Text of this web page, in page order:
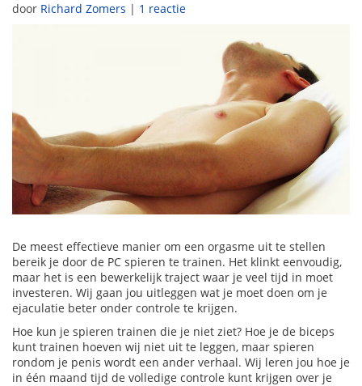
door Richard Zomers | 1 reactie
De meest effectieve manier om een orgasme uit te stellen
bereik je door de PC spieren te trainen. Het klinkt eenvoudig,
maar het is een bewerkelijk traject waar je veel tijd in moet
investeren. Wij gaan jou uitleggen wat je moet doen om je
ejaculatie beter onder controle te krijgen.
Hoe kun je spieren trainen die je niet ziet? Hoe je de biceps
kunt trainen hoeven wij niet uit te leggen, maar spieren
rondom je penis wordt een ander verhaal. Wij leren jou hoe je
in één maand tijd de volledige controle kunt krijgen over je